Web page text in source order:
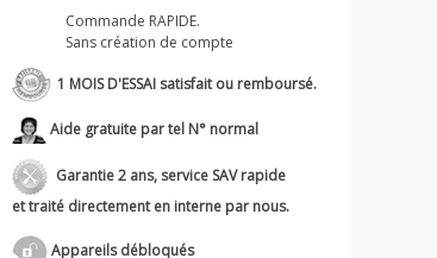
Commande RAPIDE.
Sans création de compte
1 MOIS D'ESSAI satisfait ou remboursé.
Aide gratuite par tel N° normal
Garantie 2 ans, service SAV rapide
et traité directement en interne par nous.
Appareils débloqués